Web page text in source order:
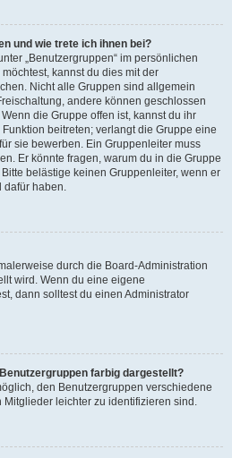
und wie trete ich ihnen bei?
„Benutzergruppen“ im persönlichen
kannst du dies mit der
Nicht alle Gruppen sind allgemein
andere können geschlossen
die Gruppe offen ist, kannst du ihr
beitreten; verlangt die Gruppe eine
sie bewerben. Ein Gruppenleiter muss
Er könnte fragen, warum du in die Gruppe
belästige keinen Gruppenleiter, wenn er
dafür haben.
durch die Board-Administration
wird. Wenn du eine eigene
dann solltest du einen Administrator
farbig dargestellt?
den Benutzergruppen verschiedene
Mitglieder leichter zu identifizieren sind.